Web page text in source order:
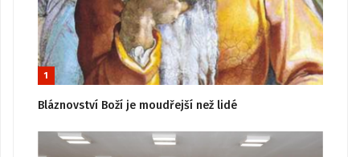
1
Bláznovství Boží je moudřejší než lidé